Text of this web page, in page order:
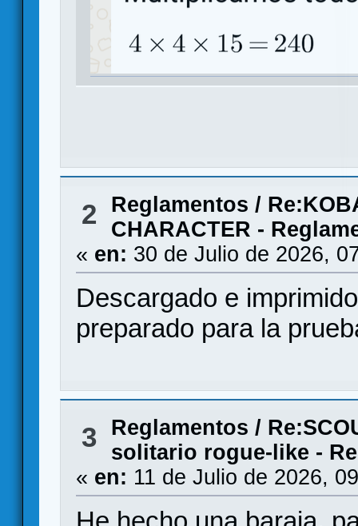
2 Reglamentos /
CHARACTER -
« en: 30 de Julio de 2026,
Descargado e
preparado para la
3 Reglamentos /
solitario rogue-like -
« en: 11 de Julio de 2026,